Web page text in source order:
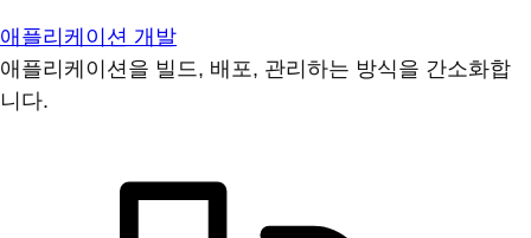
애플리케이션 개발
애플리케이션을 빌드, 배포, 관리하는 방식을 간소화합
니다.